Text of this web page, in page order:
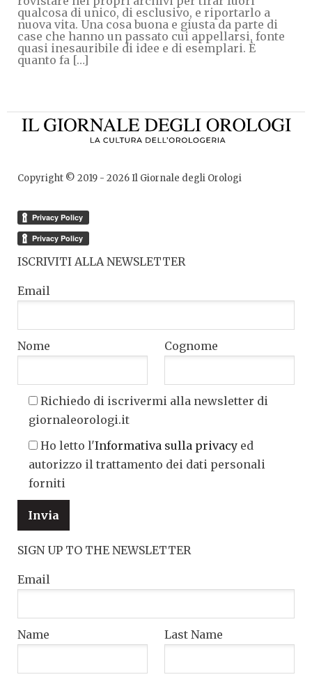
qualcosa di unico, di esclusivo, e riportarlo a
nuova vita. Una cosa buona e giusta da parte di
case che hanno un passato cui appellarsi, fonte
quasi inesauribile di idee e di esemplari. È
quanto fa […]
Copyright © 2019 - 2026Il Giornale degli Orologi
ISCRIVITI ALLA NEWSLETTER
Email
Nome Cognome
Richiedo di iscrivermi alla newsletter di
giornaleorologi.it
Ho letto l'Informativa sulla privacy ed
autorizzo il trattamento dei dati personali
forniti
SIGN UP TO THE NEWSLETTER
Email
Name Last Name